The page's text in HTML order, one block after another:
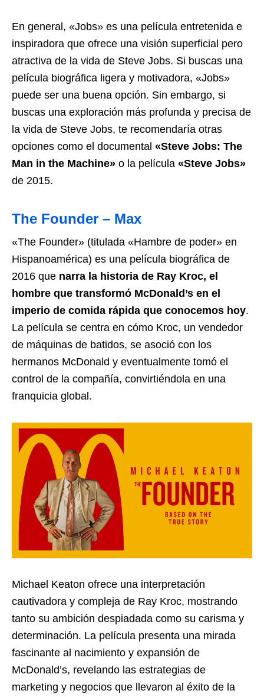
En general, «Jobs» es una película entretenida e
inspiradora que ofrece una visión superficial pero
atractiva de la vida de Steve Jobs. Si buscas una
película biográfica ligera y motivadora, «Jobs»
puede ser una buena opción. Sin embargo, si
buscas una exploración más profunda y precisa de
la vida de Steve Jobs, te recomendaría otras
opciones como el documental «Steve Jobs: The
Man in the Machine» o la película «Steve Jobs»
de 2015.
The Founder – Max
«The Founder» (titulada «Hambre de poder» en
Hispanoamérica) es una película biográfica de
2016 que narra la historia de Ray Kroc, el
hombre que transformó McDonald’s en el
imperio de comida rápida que conocemos hoy.
La película se centra en cómo Kroc, un vendedor
de máquinas de batidos, se asoció con los
hermanos McDonald y eventualmente tomó el
control de la compañía, convirtiéndola en una
franquicia global.
Michael Keaton ofrece una interpretación
cautivadora y compleja de Ray Kroc, mostrando
tanto su ambición despiadada como su carisma y
determinación. La película presenta una mirada
fascinante al nacimiento y expansión de
McDonald’s, revelando las estrategias de
marketing y negocios que llevaron al éxito de la